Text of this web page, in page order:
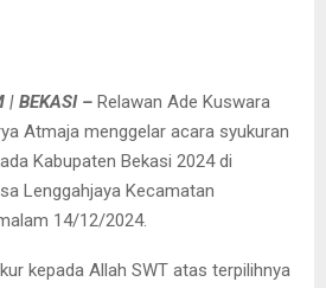
| BEKASI – Relawan Ade Kuswara
Atmaja menggelar acara syukuran
Kabupaten Bekasi 2024 di
Lenggahjaya Kecamatan
14/12/2024.
kepada Allah SWT atas terpilihnya